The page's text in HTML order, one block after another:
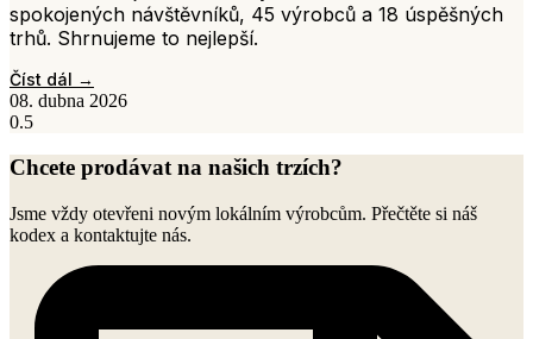
spokojených návštěvníků, 45 výrobců a 18 úspěšných
trhů. Shrnujeme to nejlepší.
Číst dál →
08. dubna 2026
Chcete prodávat na našich trzích?
Jsme vždy otevřeni novým lokálním výrobcům. Přečtěte si náš
kodex a kontaktujte nás.